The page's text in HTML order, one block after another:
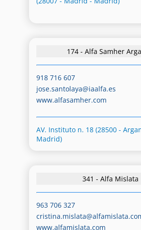
174 - Alfa Samher
918 716 607
jose.santolaya@iaalfa.es
www.alfasamher.com
AV. Instituto n. 18 (28500 -
Madrid)
341 - Alfa Mislata
963 706 327
www.alfamislata.com